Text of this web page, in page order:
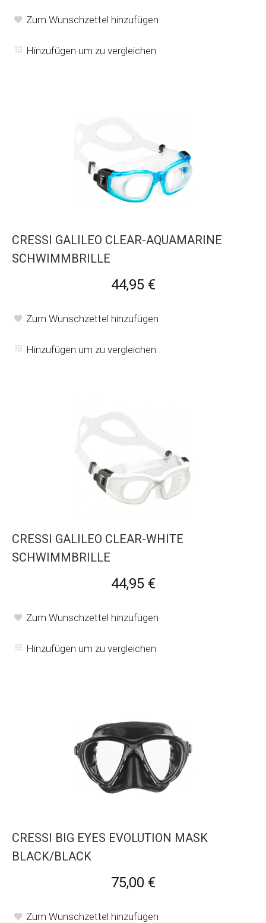
Zum Wunschzettel hinzufügen
Hinzufügen um zu vergleichen
CRESSI GALILEO CLEAR-AQUAMARINE
SCHWIMMBRILLE
44,95 €
Zum Wunschzettel hinzufügen
Hinzufügen um zu vergleichen
CRESSI GALILEO CLEAR-WHITE
SCHWIMMBRILLE
44,95 €
Zum Wunschzettel hinzufügen
Hinzufügen um zu vergleichen
CRESSI BIG EYES EVOLUTION MASK
BLACK/BLACK
75,00 €
Zum Wunschzettel hinzufügen